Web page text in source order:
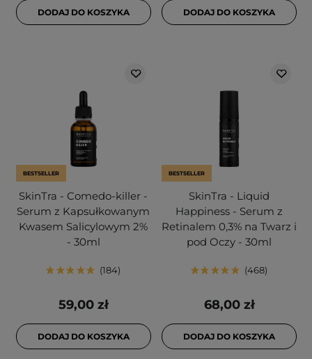
DODAJ DO KOSZYKA DODAJ DO KOSZYKA
BESTSELLER
SkinTra - Comedo-killer -
Serum z Kapsułkowanym
Kwasem Salicylowym 2%
- 30ml
184
59,00 zł
DODAJ DO KOSZYKA
BESTSELLER
SkinTra - Liquid
Happiness - Serum z
Retinalem 0,3% na Twarz i
pod Oczy - 30ml
468
68,00 zł
DODAJ DO KOSZYKA